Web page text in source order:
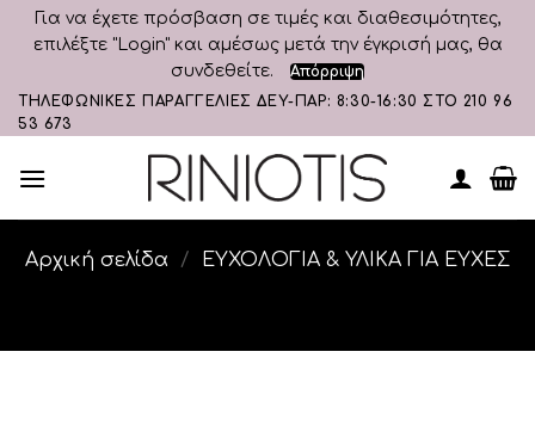
Για να έχετε πρόσβαση σε τιμές και διαθεσιμότητες,
επιλέξτε "Login" και αμέσως μετά την έγκρισή μας, θα
συνδεθείτε.
Απόρριψη
Skip
to
ΤΗΛΕΦΩΝΙΚΕΣ ΠΑΡΑΓΓΕΛΙΕΣ ΔΕΥ-ΠΑΡ: 8:30-16:30 ΣΤΟ 210 96
53 673
Αρχική σελίδα / ΕΥΧΟΛΟΓΙΑ & ΥΛΙΚΑ ΓΙΑ ΕΥΧΕΣ